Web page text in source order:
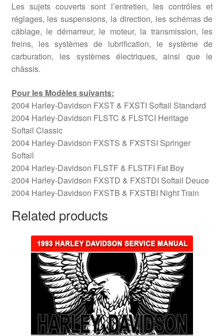
Les sujets couverts sont l’entretien, les contrôles et
réglages, les suspensions, la direction, les schémas de
câblage, le démarreur, le moteur, la transmission, les
freins, les systèmes de lubrification, le système de
carburation, les systèmes électriques, ainsi que le
châssis.
Pour les Modèles suivants:
2004 Harley-Davidson FXST & FXSTI Softail Standard
2004 Harley-Davidson FLSTC & FLSTCI Heritage
Softail Classic
2004 Harley-Davidson FXSTS & FXSTSI Springer
Softail
2004 Harley-Davidson FLSTF & FLSTFI Fat Boy
2004 Harley-Davidson FXSTD & FXSTDI Softail Deuce
2004 Harley-Davidson FXSTB & FXSTBI Night Train
Related products